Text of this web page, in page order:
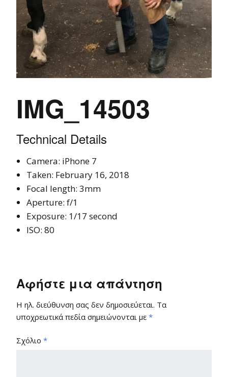
IMG_14503
Technical Details
Camera: iPhone 7
Taken: February 16, 2018
Focal length: 3mm
Aperture: f/1
Exposure: 1/17 second
ISO: 80
Αφήστε μια απάντηση
Η ηλ. διεύθυνση σας δεν δημοσιεύεται. Τα
υποχρεωτικά πεδία σημειώνονται με *
Σχόλιο *